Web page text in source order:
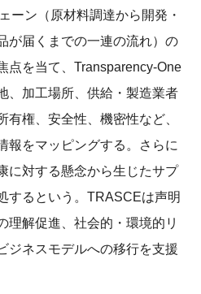
ン（原材料調達から開発・
が届くまでの一連の流れ）の
点を当て、Transparency-One
、加工場所、供給・製造業者
権、安全性、機密性など、
報をマッピングする。さらに
に対する懸念から生じたサプ
するという。TRASCEは声明
理解促進、社会的・環境的リ
ジネスモデルへの移行を支援